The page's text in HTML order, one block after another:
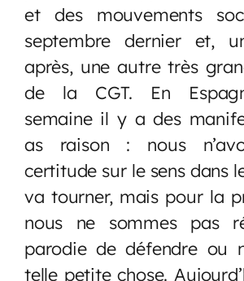
et des mouvements
septembre dernier et,
après, une autre très
de la CGT. En
semaine il y a des
as raison : nous
certitude sur le sens dans
va tourner, mais pour la
nous ne sommes pas
parodie de défendre ou
telle petite chose.